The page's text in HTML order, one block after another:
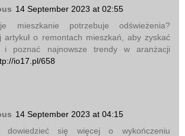
14 September 2023 at 02:55
mieszkanie potrzebuje odświeżenia?
artykuł o remontach mieszkań, aby zyskać
i poznać najnowsze trendy w aranżacji
io17.pl/658
14 September 2023 at 04:15
dowiedzieć się więcej o wykończeniu